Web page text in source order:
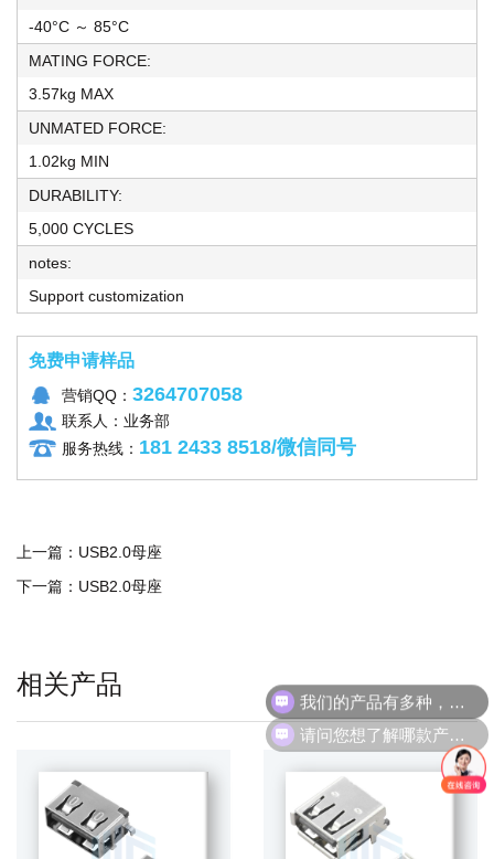
-40°C ～ 85°C
MATING FORCE:
3.57kg MAX
UNMATED FORCE:
1.02kg MIN
DURABILITY:
5,000 CYCLES
notes:
Support customization
免费申请样品
营销QQ： 3264707058
联系人：业务部
服务热线： 181 2433 8518/微信同号
上一篇： USB2.0母座
下一篇： USB2.0母座
相关产品 我们的产品有多种，请问您具体想了解哪个产品呢？
请问您想了解哪款产品呢？